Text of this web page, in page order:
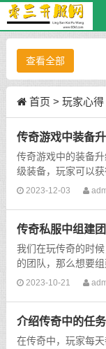
查看全部
首页 > 玩家心得
传奇游戏中装备
传奇游戏中的装备
级装备，玩家可以
御力、生命值等。
2023-12-03
传奇私服中组建
我们在玩传奇的时
的团队，那么想要
我们又必须要注意
2023-10-21
介绍传奇中的任
在传奇中，玩家每